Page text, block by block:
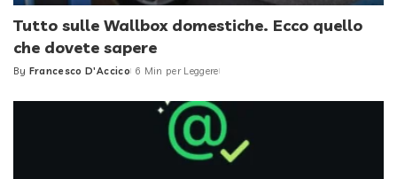
Tutto sulle Wallbox domestiche. Ecco quello
che dovete sapere
Posted
By Francesco D'Accico 6 Min per Leggere